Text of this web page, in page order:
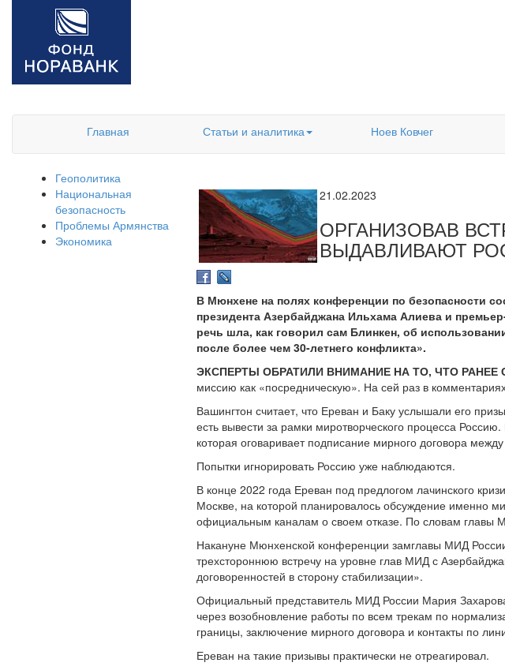
Главная
Статьи и аналитика Ноев Ковчег
Геополитика
Национальная
безопасность
Проблемы Армянства
Экономика
21.02.2023
ОРГАНИЗОВАВ
ВЫДАВЛИВАЮТ
В Мюнхене на полях конференции по безопасности
президента Азербайджана Ильхама Алиева и
речь шла, как говорил сам Блинкен, об
после более чем 30-летнего конфликта».
ЭКСПЕРТЫ ОБРАТИЛИ ВНИМАНИЕ НА ТО, ЧТО РАНЕЕ
миссию как «посредническую». На сей раз в
Вашингтон считает, что Ереван и Баку услышали его
есть вывести за рамки миротворческого процесса
которая оговаривает подписание мирного договора
Попытки игнорировать Россию уже наблюдаются.
В конце 2022 года Ереван под предлогом лачинского
Москве, на которой планировалось обсуждение именно
официальным каналам о своем отказе. По словам главы
Накануне Мюнхенской конференции замглавы МИД
трехстороннюю встречу на уровне глав МИД с
договоренностей в сторону стабилизации».
Официальный представитель МИД России Мария
через возобновление работы по всем трекам по
границы, заключение мирного договора и контакты по
Ереван на такие призывы практически не отреагировал.